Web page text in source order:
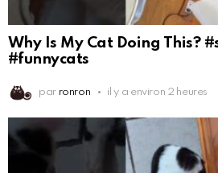
Why Is My Cat Doing This?
#funnycats
par ronron il y a environ 2 heures